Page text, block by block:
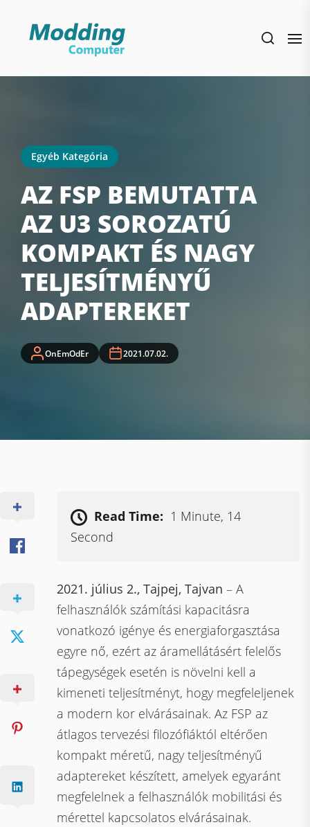
Egyéb Kategória
AZ FSP BEMUTATTA
AZ U3 SOROZATÚ
KOMPAKT ÉS NAGY
TELJESÍTMÉNYŰ
ADAPTEREKET
OnEmOdEr 2021.07.02.
Read Time: 1 Minute, 14
Second
2021. július 2., Tajpej, Tajvan – A
felhasználók számítási kapacitásra
vonatkozó igénye és energiaforgasztása
egyre nő, ezért az áramellátásért felelős
tápegységek esetén is növelni kell a
kimeneti teljesítményt, hogy megfeleljenek
a modern kor elvárásainak. Az FSP az
átlagos tervezési filozófiáktól eltérően
kompakt méretű, nagy teljesítményű
adaptereket készített, amelyek egyaránt
megfelelnek a felhasználók mobilitási és
mérettel kapcsolatos elvárásainak.